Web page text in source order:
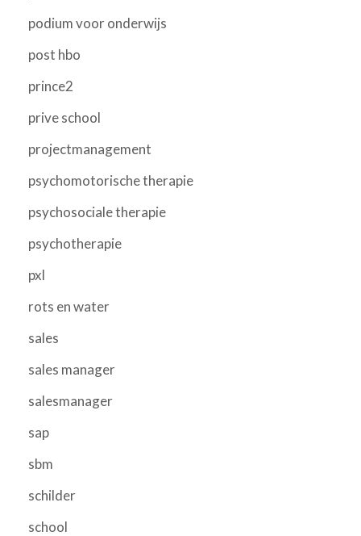
podium voor onderwijs
post hbo
prince2
prive school
projectmanagement
psychomotorische therapie
psychosociale therapie
psychotherapie
pxl
rots en water
sales
sales manager
salesmanager
sap
sbm
schilder
school